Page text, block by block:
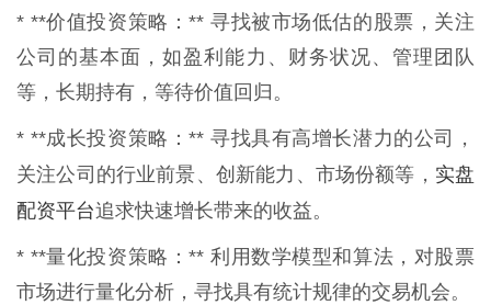
* **价值投资策略：** 寻找被市场低估的股票，关注
公司的基本面，如盈利能力、财务状况、管理团队
等，长期持有，等待价值回归。
* **成长投资策略：** 寻找具有高增长潜力的公司，
关注公司的行业前景、创新能力、市场份额等， 实盘
配资平台追求快速增长带来的收益。
* **量化投资策略：** 利用数学模型和算法，对股票
市场进行量化分析，寻找具有统计规律的交易机会。